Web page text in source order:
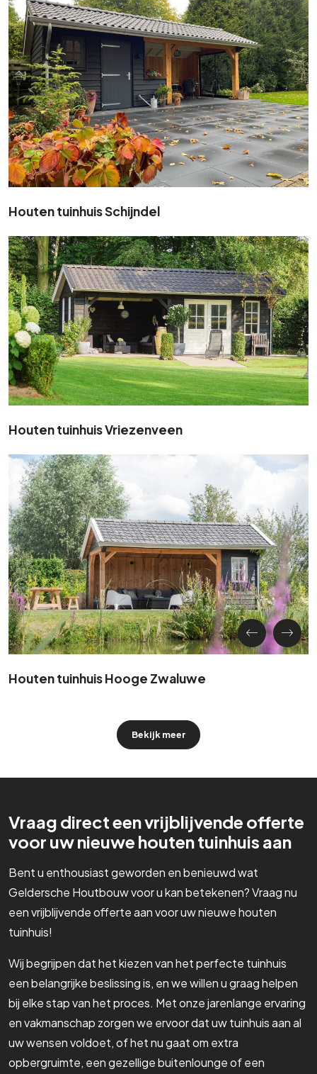
Houten tuinhuis Schijndel
Houten tuinhuis Vriezenveen
Houten tuinhuis Hooge Zwaluwe
Bekijk meer
Vraag direct een vrijblijvende offerte
voor uw nieuwe houten tuinhuis aan
Bent u enthousiast geworden en benieuwd wat
Geldersche Houtbouw voor u kan betekenen? Vraag nu
een vrijblijvende offerte aan voor uw nieuwe houten
tuinhuis!
Wij begrijpen dat het kiezen van het perfecte tuinhuis
een belangrijke beslissing is, en we willen u graag helpen
bij elke stap van het proces. Met onze jarenlange ervaring
en vakmanschap zorgen we ervoor dat uw tuinhuis aan al
uw wensen voldoet, of het nu gaat om extra
opbergruimte, een gezellige buitenlounge of een